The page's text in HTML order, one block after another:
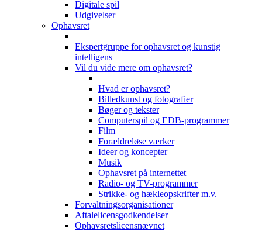
Digitale spil
Udgivelser
Ophavsret
Ekspertgruppe for ophavsret og kunstig
intelligens
Vil du vide mere om ophavsret?
Hvad er ophavsret?
Billedkunst og fotografier
Bøger og tekster
Computerspil og EDB-programmer
Film
Forældreløse værker
Ideer og koncepter
Musik
Ophavsret på internettet
Radio- og TV-programmer
Strikke- og hækleopskrifter m.v.
Forvaltningsorganisationer
Aftalelicensgodkendelser
Ophavsretslicensnævnet